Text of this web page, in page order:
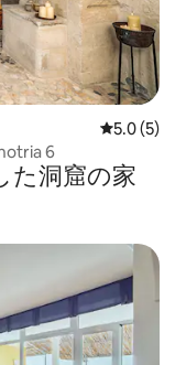
レビュー5
5.0 (5)
6
た洞窟の家